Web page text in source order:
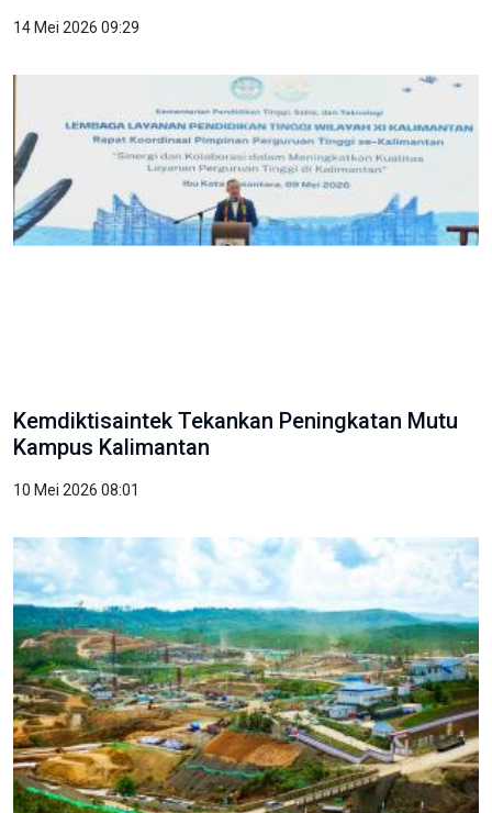
14 Mei 2026 09:29
Kemdiktisaintek Tekankan Peningkatan Mutu
Kampus Kalimantan
10 Mei 2026 08:01